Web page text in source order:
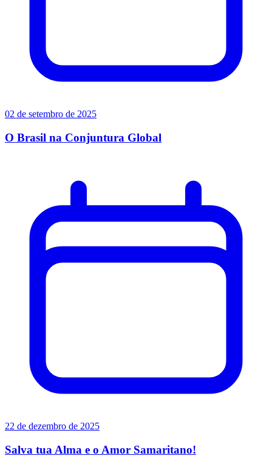
02 de setembro de 2025
O Brasil na Conjuntura Global
22 de dezembro de 2025
Salva tua Alma e o Amor Samaritano!